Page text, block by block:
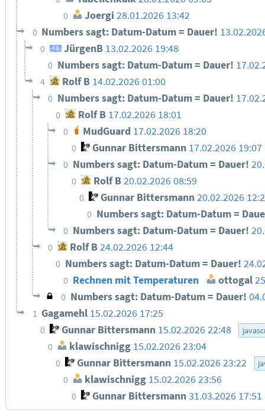
0 Joergi 28.01.2026 13:42
0 Numbers sagt: Datum-Datum = Dauer!
0 JürgenB 13.02.2026 19:48
0 Numbers sagt: Datum-Datum = Dauer!
4 Rolf B 14.02.2026 01:00
0 Numbers sagt: Datum-Datum = Dauer!
0 Rolf B 17.02.2026 18:01
0 MudGuard 17.02.2026 18:20
0 Gunnar Bittersmann 17.02.2026 19:07
0 Numbers sagt: Datum-Datum = Dauer!
0 Rolf B20.02.2026 08:59
0 Gunnar Bittersmann 20.02.2026
0 Numbers sagt: Datum-Datum =
0 Numbers sagt: Datum-Datum = Dauer!
0 Rolf B 24.02.2026 12:44
0 Numbers sagt: Datum-Datum = Dauer!
0 Rechnen mit Temperaturen ottogal
0 Numbers sagt: Datum-Datum = Dauer!
1 Gagamehl 15.02.2026 17:25
0 Gunnar Bittersmann 15.02.2026 22:48
0 klawischnigg 15.02.2026 23:04
0 Gunnar Bittersmann 15.02.2026 23:22
0 klawischnigg 15.02.2026 23:56
0 Gunnar Bittersmann31.03.2026 17:51